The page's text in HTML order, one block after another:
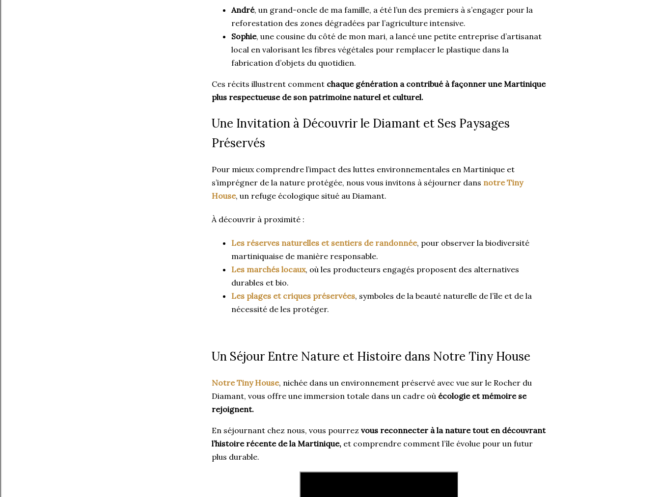
André, un grand-oncle de ma famille, a été l’un des premiers à s’engager pour la
reforestation des zones dégradées par l’agriculture intensive.
Sophie, une cousine du côté de mon mari, a lancé une petite entreprise d’artisanat
local en valorisant les fibres végétales pour remplacer le plastique dans la
fabrication d’objets du quotidien.
Ces récits illustrent comment chaque génération a contribué à façonner une Martinique
plus respectueuse de son patrimoine naturel et culturel.
Une Invitation à Découvrir le Diamant et Ses Paysages
Préservés
Pour mieux comprendre l’impact des luttes environnementales en Martinique et
s’imprégner de la nature protégée, nous vous invitons à séjourner dans notre Tiny
House, un refuge écologique situé au Diamant.
À découvrir à proximité :
Les réserves naturelles et sentiers de randonnée, pour observer la biodiversité
martiniquaise de manière responsable.
Les marchés locaux, où les producteurs engagés proposent des alternatives
durables et bio.
Les plages et criques préservées, symboles de la beauté naturelle de l’île et de la
nécessité de les protéger.
Un Séjour Entre Nature et Histoire dans Notre Tiny House
Notre Tiny House, nichée dans un environnement préservé avec vue sur le Rocher du
Diamant, vous offre une immersion totale dans un cadre où écologie et mémoire se
rejoignent.
En séjournant chez nous, vous pourrez vous reconnecter à la nature tout en découvrant
l’histoire récente de la Martinique, et comprendre comment l’île évolue pour un futur
plus durable.